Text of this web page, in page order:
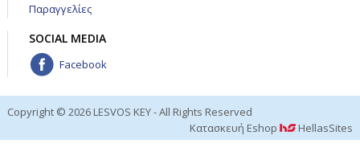
Παραγγελίες
SOCIAL MEDIA
Facebook
Copyright © 2026 LESVOS KEY - All Rights Reserved
Κατασκευή Eshop
HellasSites